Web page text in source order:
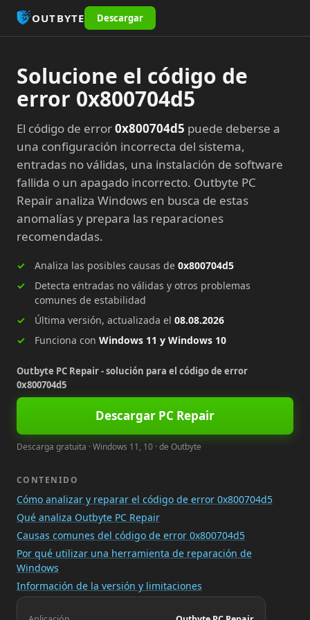
OUTBYTE Descargar
Solucione el código de
error 0x800704d5
El código de error0x800704d5 puede deberse a
una configuración incorrecta del sistema,
entradas no válidas, una instalación de software
fallida o un apagado incorrecto. Outbyte PC
Repair analiza Windows en busca de estas
anomalías y prepara las reparaciones
recomendadas.
Analiza las posibles causas de 0x800704d5
Detecta entradas no válidas y otros problemas
comunes de estabilidad
Última versión, actualizada el 08.08.2026
Funciona con Windows 11 y Windows 10
Outbyte PC Repair - solución para el código de error
0x800704d5
Descargar PC Repair
Descarga gratuita · Windows 11, 10 · de Outbyte
CONTENIDO
Cómo analizar y reparar el código de error 0x800704d5
Qué analiza Outbyte PC Repair
Causas comunes del código de error 0x800704d5
Por qué utilizar una herramienta de reparación de
Windows
Información de la versión y limitaciones